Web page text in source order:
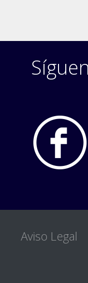
Footer
Aviso Legal